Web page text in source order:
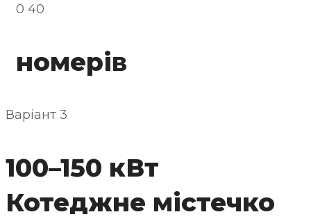
0 40
номерів
Варіант 3
100–150 кВт
Котеджне містечко